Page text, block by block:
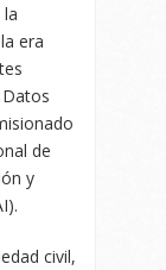
era
de
y
civil,